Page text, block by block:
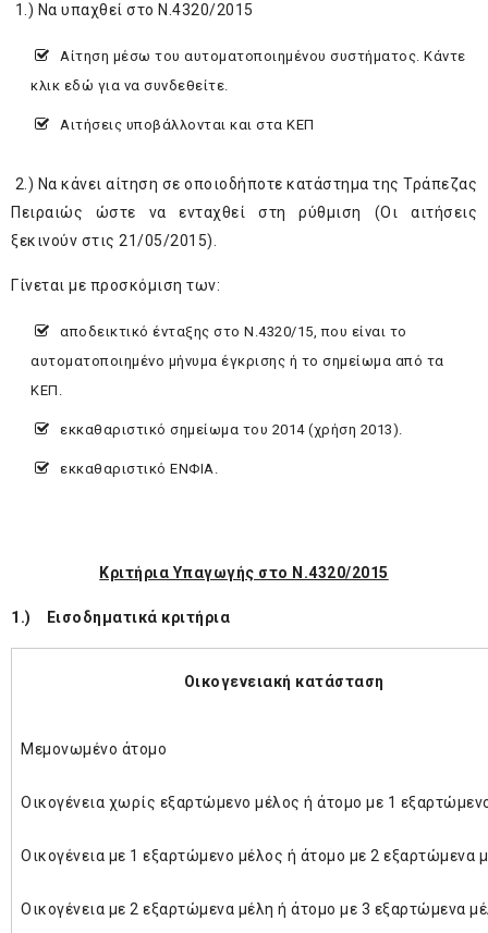
1.) Να υπαχθεί στο Ν.4320/2015
Αίτηση μέσω του αυτοματοποιημένου συστήματος. Κάντε
κλικ εδώ για να συνδεθείτε.
Αιτήσεις υποβάλλονται και στα ΚΕΠ
2.) Να κάνει αίτηση σε οποιοδήποτε κατάστημα της Τράπεζας
Πειραιώς ώστε να ενταχθεί στη ρύθμιση (Οι αιτήσεις
ξεκινούν στις 21/05/2015).
Γίνεται με προσκόμιση των:
αποδεικτικό ένταξης στο Ν.4320/15, που είναι το
αυτοματοποιημένο μήνυμα έγκρισης ή το σημείωμα από τα
ΚΕΠ.
εκκαθαριστικό σημείωμα του 2014 (χρήση 2013).
εκκαθαριστικό ΕΝΦΙΑ.
Κριτήρια Υπαγωγής στο Ν.4320/2015
1.) Εισοδηματικά κριτήρια
Οικογενειακή κατάσταση
Μεμονωμένο άτομο
Οικογένεια χωρίς εξαρτώμενο μέλος ή άτομο με 1
Οικογένεια με 1 εξαρτώμενο μέλος ή άτομο με 2 εξαρτώμενα
Οικογένεια με 2 εξαρτώμενα μέλη ή άτομο με 3 εξαρτώμενα